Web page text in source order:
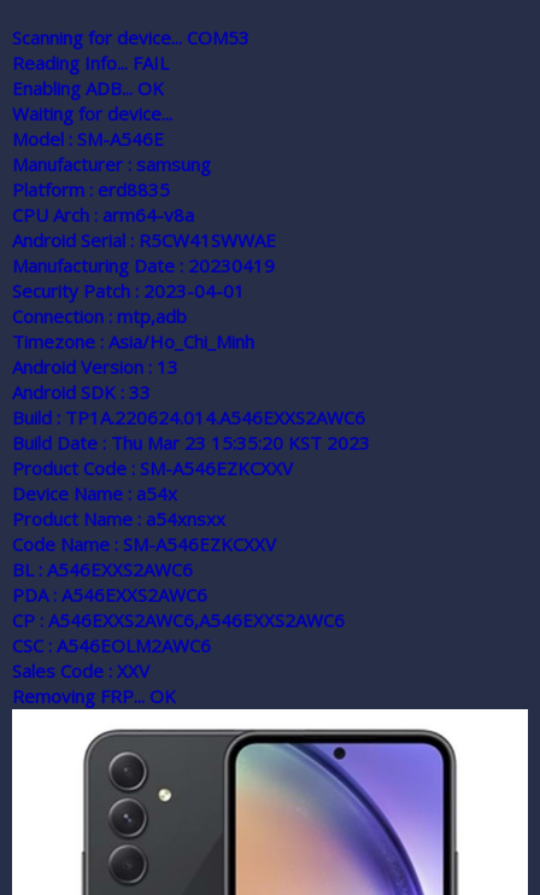
Scanning for device... COM53
Reading Info... FAIL
Enabling ADB... OK
Waiting for device...
Model : SM-A546E
Manufacturer : samsung
Platform : erd8835
CPU Arch : arm64-v8a
Android Serial : R5CW41SWWAE
Manufacturing Date : 20230419
Security Patch : 2023-04-01
Connection : mtp,adb
Timezone : Asia/Ho_Chi_Minh
Android Version : 13
Android SDK : 33
Build : TP1A.220624.014.A546EXXS2AWC6
Build Date : Thu Mar 23 15:35:20 KST 2023
Product Code : SM-A546EZKCXXV
Device Name : a54x
Product Name : a54xnsxx
Code Name : SM-A546EZKCXXV
BL : A546EXXS2AWC6
PDA : A546EXXS2AWC6
CP : A546EXXS2AWC6,A546EXXS2AWC6
CSC : A546EOLM2AWC6
Sales Code : XXV
Removing FRP... OK